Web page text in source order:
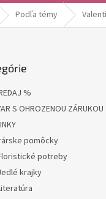
Podľa témy
%
S OHROZENOU ZÁRUKOU
pomôcky
potreby
krajky